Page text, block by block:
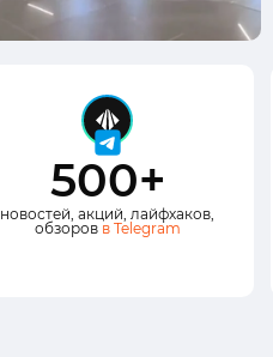
500+
новостей, акций, лайфхаков,
обзоров в Telegram